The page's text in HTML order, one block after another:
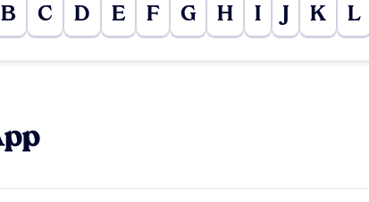
B C D E F G H I J K L